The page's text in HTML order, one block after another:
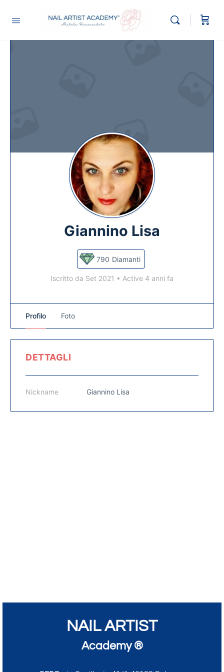
Giannino Lisa
790 Diamanti
Iscritto da Set 2021 • Active 4 anni fa
Profilo Foto
DETTAGLI
Nickname Giannino Lisa
NAIL ARTIST
Academy ®